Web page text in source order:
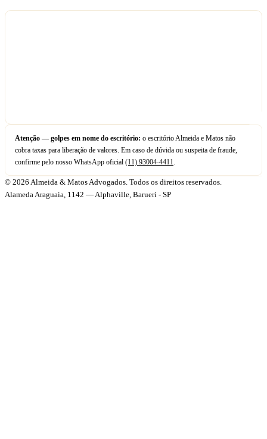
Atenção — golpes em nome do escritório: o escritório Almeida e Matos não
cobra taxas para liberação de valores. Em caso de dúvida ou suspeita de fraude,
confirme pelo nosso WhatsApp oficial (11) 93004-4411.
© 2026 Almeida & Matos Advogados. Todos os direitos reservados.
Alameda Araguaia, 1142 — Alphaville, Barueri - SP